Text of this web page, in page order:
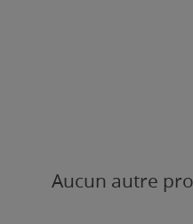
Aucun autre